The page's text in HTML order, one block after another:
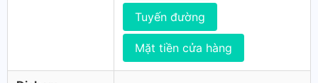
Tuyến đường
Mặt tiền cửa hàng